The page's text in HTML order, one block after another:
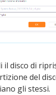
il disco di
del
gli stessi.